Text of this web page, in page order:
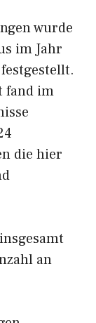
wurde
im Jahr
fand im
die hier
an